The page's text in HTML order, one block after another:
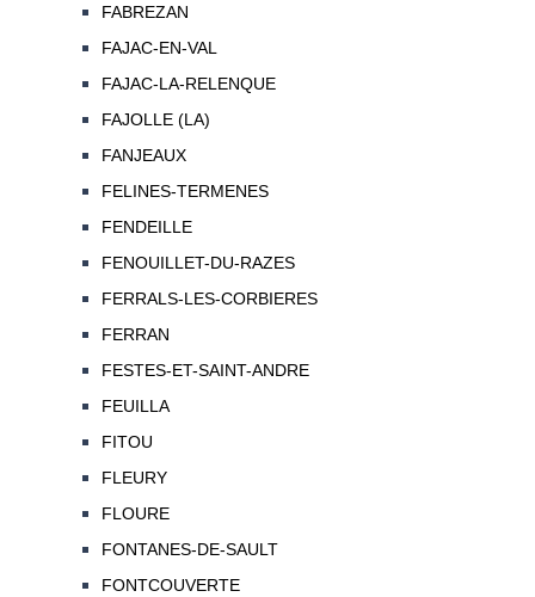
FABREZAN
FAJAC-EN-VAL
FAJAC-LA-RELENQUE
FAJOLLE (LA)
FANJEAUX
FELINES-TERMENES
FENDEILLE
FENOUILLET-DU-RAZES
FERRALS-LES-CORBIERES
FERRAN
FESTES-ET-SAINT-ANDRE
FEUILLA
FITOU
FLEURY
FLOURE
FONTANES-DE-SAULT
FONTCOUVERTE